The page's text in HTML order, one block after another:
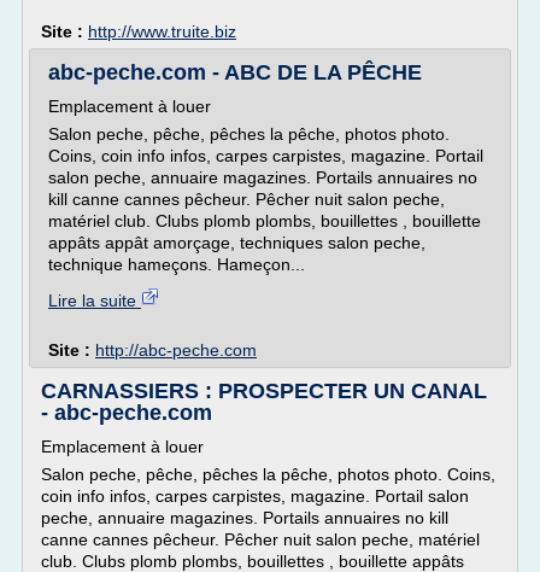
Site : http://www.truite.biz
abc-peche.com - ABC DE LA PÊCHE
Emplacement à louer
Salon peche, pêche, pêches la pêche, photos photo.
Coins, coin info infos, carpes carpistes, magazine. Portail
salon peche, annuaire magazines. Portails annuaires no
kill canne cannes pêcheur. Pêcher nuit salon peche,
matériel club. Clubs plomb plombs, bouillettes , bouillette
appâts appât amorçage, techniques salon peche,
technique hameçons. Hameçon...
Lire la suite
Site : http://abc-peche.com
CARNASSIERS : PROSPECTER UN CANAL
- abc-peche.com
Emplacement à louer
Salon peche, pêche, pêches la pêche, photos photo. Coins,
coin info infos, carpes carpistes, magazine. Portail salon
peche, annuaire magazines. Portails annuaires no kill
canne cannes pêcheur. Pêcher nuit salon peche, matériel
club. Clubs plomb plombs, bouillettes , bouillette appâts